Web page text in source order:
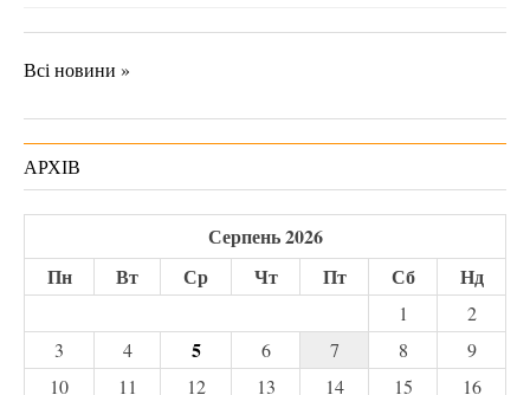
Всі новини »
АРХІВ
Серпень 2026
Пн
Вт Ср Чт Пт Сб Нд
1
2
3
4 5 6 7 8
9
10
11 12 13 14 15
16